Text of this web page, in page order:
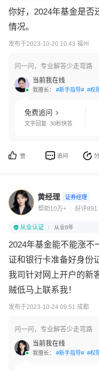
你好，2024年基金是否
情况。
发布于2023-10-20 10:43 福州
问一问，专业解答少走弯路
当前我在线
我擅长： #新手指导# #权
免费追问
文字回复· 30秒快答
赞 追问
黄经理 证券经理
帮助10万+ 好评891
从业认证 从业8年
2024年基金能不能涨不
证和银行卡准备好身份
我司针对网上开户的新
贼低马上联系我！
发布于2023-10-24 09:51 成都
问一问，专业解答少走弯路
当前我在线
我擅长： #新手指导# #权